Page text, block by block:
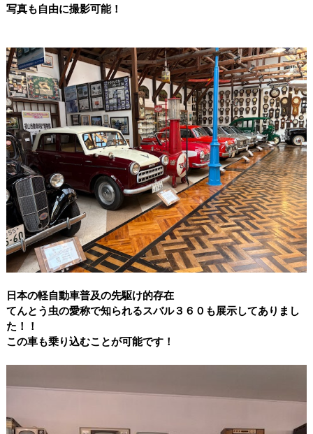
写真も自由に撮影可能！
日本の軽自動車普及の先駆け的存在
てんとう虫の愛称で知られるスバル３６０も展示してありまし
た！！
この車も乗り込むことが可能です！